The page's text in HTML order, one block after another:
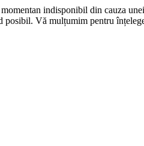
indisponibil din cauza
posibil. Vă mulțumim pentru